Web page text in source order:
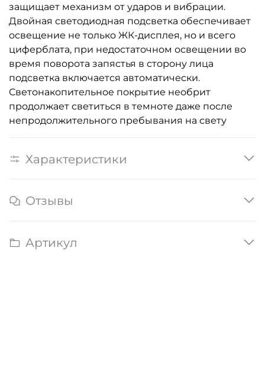
защищает механизм от ударов и вибрации.
Двойная светодиодная подсветка обеспечивает
освещение не только ЖК-дисплея, но и всего
циферблата, при недостаточном освещении во
время поворота запястья в сторону лица
подсветка включается автоматически.
Светонакопительное покрытие необрит
продолжает светиться в темноте даже после
непродолжительного пребывания на свету
Характеристики
Отзывы
Артикул